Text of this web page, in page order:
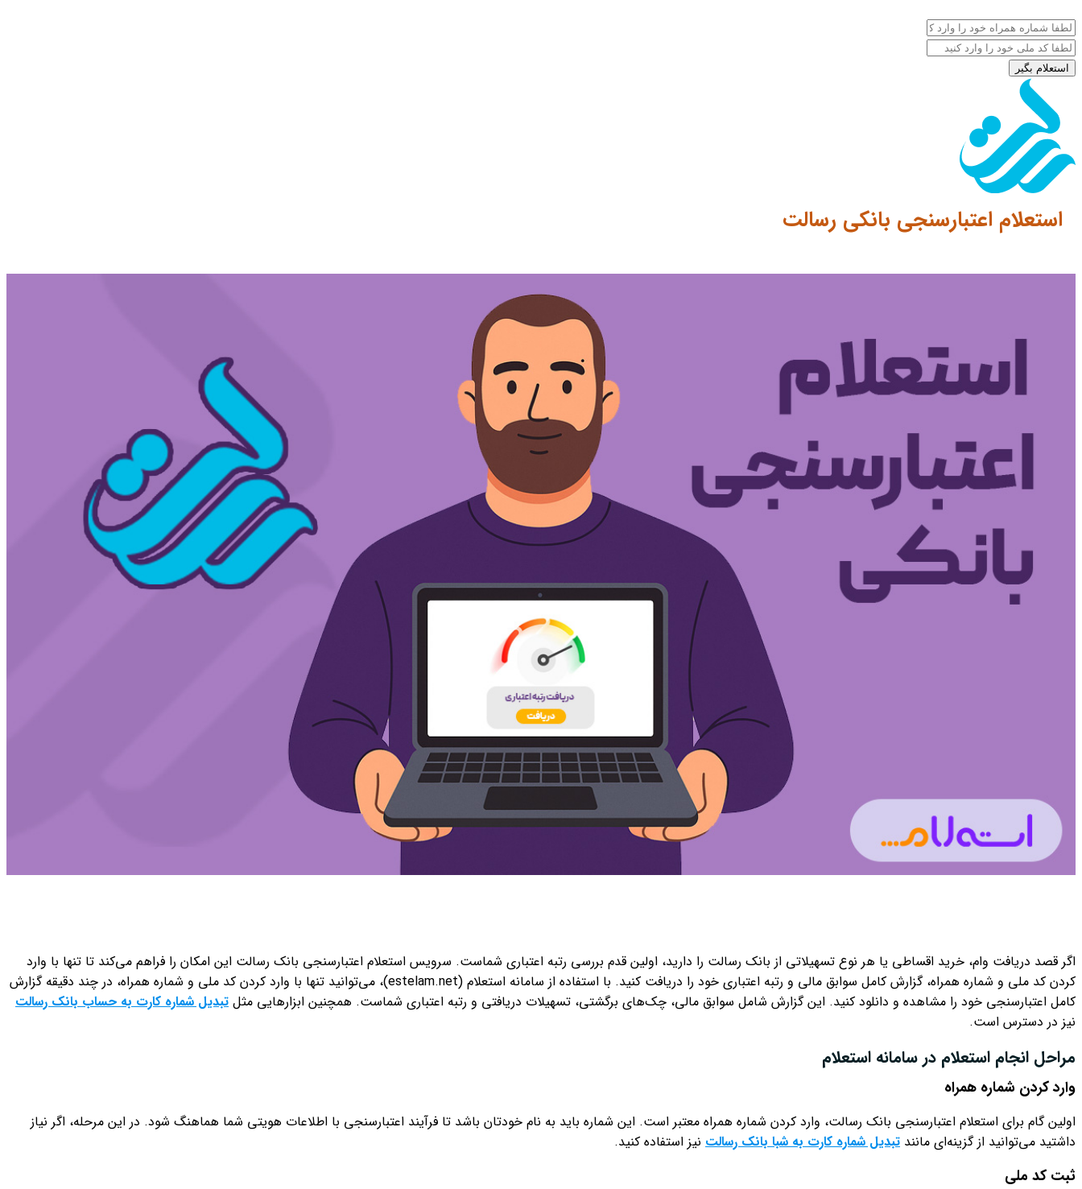
استعلام بگیر
استعلام اعتبارسنجی بانکی رسالت
اگر قصد دریافت وام، خرید اقساطی یا هر نوع تسهیلاتی از بانک رسالت را دارید، اولین قدم بررسی رتبه اعتباری شماست. سرویس استعلام اعتبارسنجی بانک رسالت این امکان را فراهم می‌کند تا تنها با وارد
کردن کد ملی و شماره همراه، گزارش کامل سوابق مالی و رتبه اعتباری خود را دریافت کنید. با استفاده از سامانه استعلام (estelam.net)، می‌توانید تنها با وارد کردن کد ملی و شماره همراه، در چند دقیقه گزارش
کامل اعتبارسنجی خود را مشاهده و دانلود کنید. این گزارش شامل سوابق مالی، چک‌های برگشتی، تسهیلات دریافتی و رتبه اعتباری شماست. همچنین ابزارهایی مثل تبدیل شماره کارت به حساب بانک رسالت
نیز در دسترس است.
مراحل انجام استعلام در سامانه استعلام
وارد کردن شماره همراه
اولین گام برای استعلام اعتبارسنجی بانک رسالت، وارد کردن شماره همراه معتبر است. این شماره باید به نام خودتان باشد تا فرآیند اعتبارسنجی با اطلاعات هویتی شما هماهنگ شود. در این مرحله، اگر نیاز
داشتید می‌توانید از گزینه‌ای مانند تبدیل شماره کارت به شبا بانک رسالت نیز استفاده کنید.
ثبت کد ملی